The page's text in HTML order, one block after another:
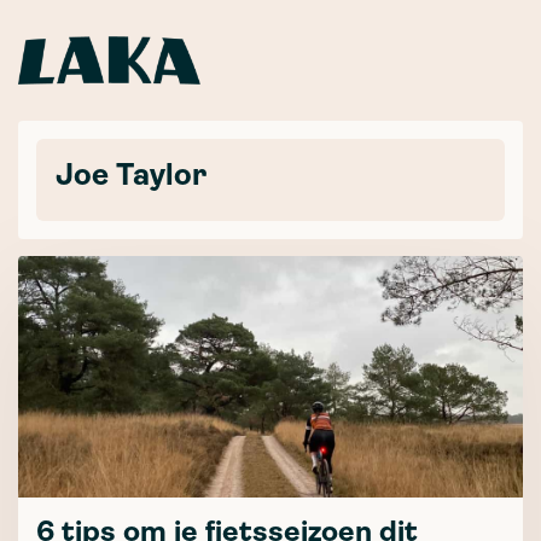
Joe Taylor
6 tips om je fietsseizoen dit